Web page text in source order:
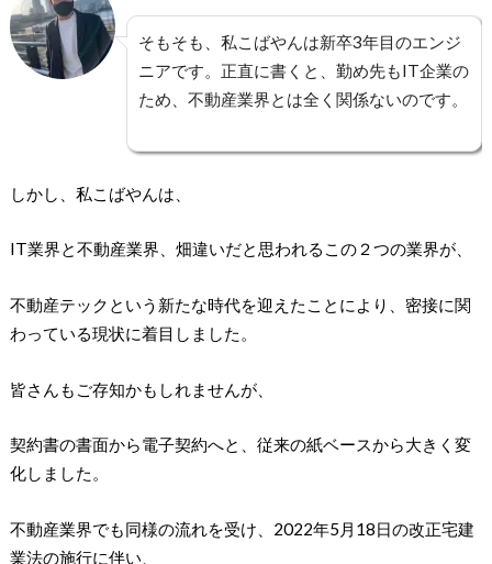
そもそも、私こばやんは新卒3年目のエンジ
ニアです。正直に書くと、勤め先もIT企業の
ため、不動産業界とは全く関係ないのです。
しかし、私こばやんは、
IT業界と不動産業界、畑違いだと思われるこの２つの業界が、
不動産テックという新たな時代を迎えたことにより、密接に関
わっている現状に着目しました。
皆さんもご存知かもしれませんが、
契約書の書面から電子契約へと、従来の紙ベースから大きく変
化しました。
不動産業界でも同様の流れを受け、2022年5月18日の改正宅建
業法の施行に伴い、